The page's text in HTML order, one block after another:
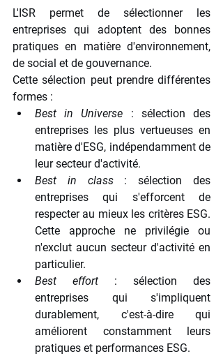
L'ISR permet de sélectionner les
entreprises qui adoptent des bonnes
pratiques en matière d'environnement,
de social et de gouvernance.
Cette sélection peut prendre différentes
formes :
Best in Universe : sélection des
entreprises les plus vertueuses en
matière d'ESG, indépendamment de
leur secteur d'activité.
Best in class : sélection des
entreprises qui s'efforcent de
respecter au mieux les critères ESG.
Cette approche ne privilégie ou
n'exclut aucun secteur d'activité en
particulier.
Best effort : sélection des
entreprises qui s'impliquent
durablement, c'est-à-dire qui
améliorent constamment leurs
pratiques et performances ESG.